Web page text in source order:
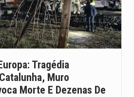
O pagamento marca o desfecho de um dos processos mais…
O programa, cuja implementação está prevista entre abril de 2026…
Tragédia
Muro
Morte E Dezenas De